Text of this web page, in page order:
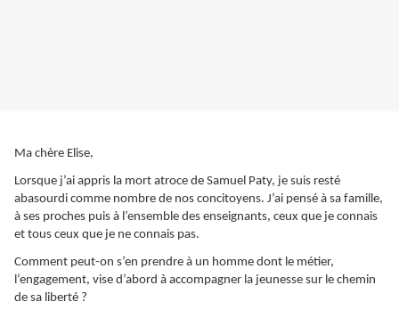
Ma chère Elise,
Lorsque j’ai appris la mort atroce de Samuel Paty, je suis resté
abasourdi comme nombre de nos concitoyens. J’ai pensé à sa famille,
à ses proches puis à l’ensemble des enseignants, ceux que je connais
et tous ceux que je ne connais pas.
Comment peut-on s’en prendre à un homme dont le métier,
l’engagement, vise d’abord à accompagner la jeunesse sur le chemin
de sa liberté ?